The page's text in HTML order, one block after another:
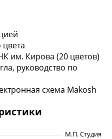
им. Кирова (20 цветов)
руководство по
схема Makosh
М.П. Студия